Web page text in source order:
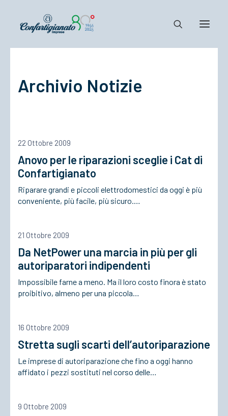
Confartigianato
Cosa Facciamo
Associarsi
ACCEDI
Archivio Notizie
22 Ottobre 2009
Anovo per le riparazioni sceglie i Cat di
Confartigianato
Riparare grandi e piccoli elettrodomestici da oggi è più
conveniente, più facile, più sicuro.…
21 Ottobre 2009
Da NetPower una marcia in più per gli
autoriparatori indipendenti
Impossibile farne a meno. Ma il loro costo finora è stato
proibitivo, almeno per una piccola…
16 Ottobre 2009
Stretta sugli scarti dell’autoriparazione
Le imprese di autoriparazione che fino a oggi hanno
affidato i pezzi sostituti nel corso delle…
9 Ottobre 2009